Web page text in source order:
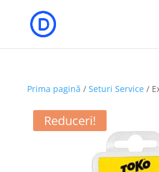
Prima pagină / Seturi Service/
Reduceri!